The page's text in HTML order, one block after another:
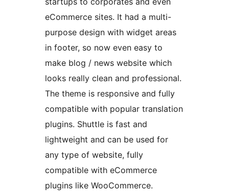
eCommerce sites. It had a multi-
purpose design with widget areas
in footer, so now even easy to
make blog / news website which
looks really clean and professional.
The theme is responsive and fully
compatible with popular translation
plugins. Shuttle is fast and
lightweight and can be used for
any type of website, fully
compatible with eCommerce
plugins like WooCommerce.